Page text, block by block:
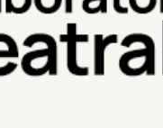
Laboratorio Teatrale
di teatro del Teatro